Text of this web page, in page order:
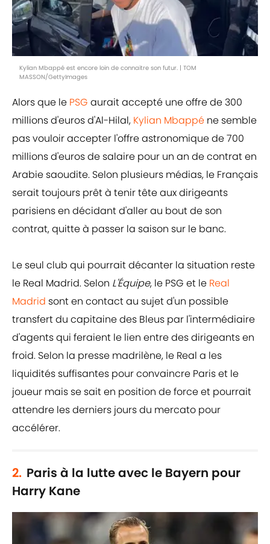
Kylian Mbappé est encore loin de connaitre son futur. | TOM
MASSON/GettyImages
Alors que le PSG aurait accepté une offre de 300
millions d'euros d'Al-Hilal, Kylian Mbappé ne semble
pas vouloir accepter l'offre astronomique de 700
millions d'euros de salaire pour un an de contrat en
Arabie saoudite. Selon plusieurs médias, le Français
serait toujours prêt à tenir tête aux dirigeants
parisiens en décidant d'aller au bout de son
contrat, quitte à passer la saison sur le banc.
Le seul club qui pourrait décanter la situation reste
le Real Madrid. Selon L'Équipe, le PSG et le Real
Madrid sont en contact au sujet d'un possible
transfert du capitaine des Bleus par l'intermédiaire
d'agents qui feraient le lien entre des dirigeants en
froid. Selon la presse madrilène, le Real a les
liquidités suffisantes pour convaincre Paris et le
joueur mais se sait en position de force et pourrait
attendre les derniers jours du mercato pour
accélérer.
2. Paris à la lutte avec le Bayern pour
Harry Kane